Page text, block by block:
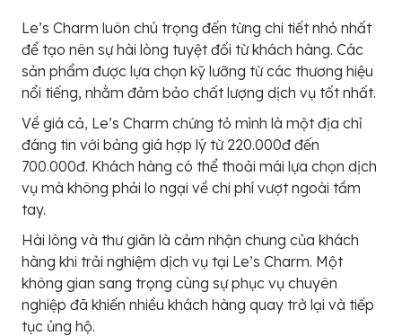
Le’s Charm luôn chú trọng đến từng chi tiết nhỏ nhất
để tạo nên sự hài lòng tuyệt đối từ khách hàng. Các
sản phẩm được lựa chọn kỹ lưỡng từ các thương hiệu
nổi tiếng, nhằm đảm bảo chất lượng dịch vụ tốt nhất.
Về giá cả, Le’s Charm chứng tỏ mình là một địa chỉ
đáng tin với bảng giá hợp lý từ 220.000đ đến
700.000đ. Khách hàng có thể thoải mái lựa chọn dịch
vụ mà không phải lo ngại về chi phí vượt ngoài tầm
tay.
Hài lòng và thư giãn là cảm nhận chung của khách
hàng khi trải nghiệm dịch vụ tại Le’s Charm. Một
không gian sang trọng cùng sự phục vụ chuyên
nghiệp đã khiến nhiều khách hàng quay trở lại và tiếp
tục ủng hộ.